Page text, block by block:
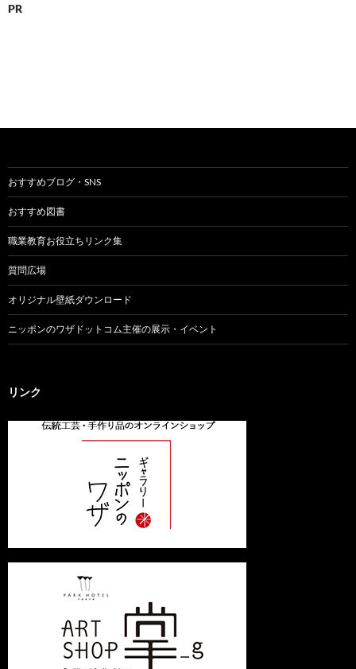
PR
おすすめブログ・SNS
おすすめ図書
職業教育お役立ちリンク集
質問広場
オリジナル壁紙ダウンロード
ニッポンのワザドットコム主催の展示・イベント
リンク